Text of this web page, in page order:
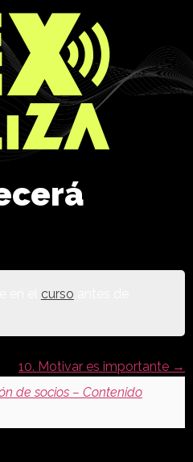
curso
10. Motivar es importante
de socios – Contenido